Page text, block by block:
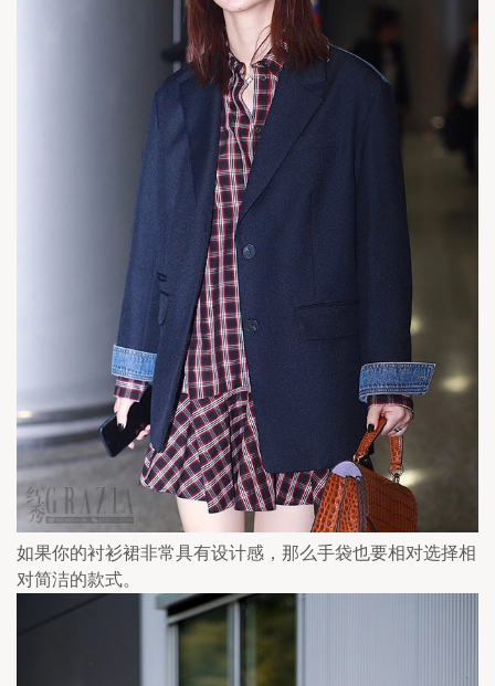
如果你的衬衫裙非常具有设计感，那么手袋也要相对选择相
对简洁的款式。